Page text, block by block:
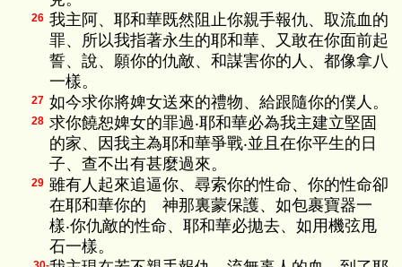
26 我主阿、耶和華既然阻止你親手報仇、取流血的
罪、所以我指著永生的耶和華、又敢在你面前起
誓、說、願你的仇敵、和謀害你的人、都像拿八
一樣。
27 如今求你將婢女送來的禮物、給跟隨你的僕人。
28 求你饒恕婢女的罪過‧耶和華必為我主建立堅固
的家、因我主為耶和華爭戰‧並且在你平生的日
子、查不出有甚麼過來。
29 雖有人起來追逼你、尋索你的性命、你的性命卻
在耶和華你的 神那裏蒙保護、如包裹寶器一
樣‧你仇敵的性命、耶和華必拋去、如用機弦甩
石一樣。